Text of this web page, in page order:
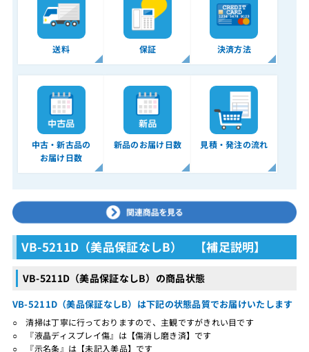
送料 保証 決済方法
中古・新古品の
お届け日数
新品のお届け日数 見積・発注の流れ
VB-5211D（美品保証なしB） 【補足説明】
VB-5211D（美品保証なしB）の商品状態
VB-5211D（美品保証なしB）は下記の状態品質でお届けいたします
○ 清掃は丁寧に行っておりますので、主観ですがきれい目です
○ 『液晶ディスプレイ傷』は【傷消し磨き済】です
○ 『示名条』は【未記入美品】です